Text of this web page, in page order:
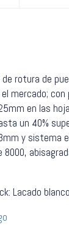
de rotura de
mercado; con
en las
un 40%
y sistema
8000,
Lacado